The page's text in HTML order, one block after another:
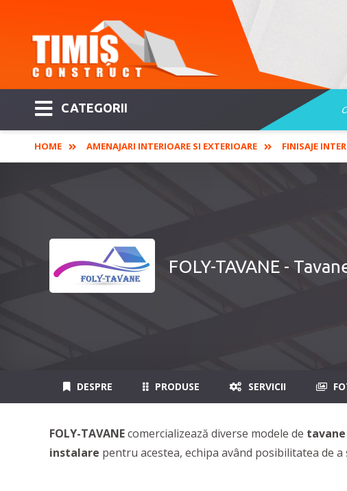
CATEGORII
HOME AMENAJARI INTERIOARE SI EXTERIOARE FINISAJE
FOLY-TAVANE -
DESPRE PRODUSE SERVICII
FOLY-TAVANEcomercializează diverse modele de
instalare pentru acestea, echipa având posibilitatea de